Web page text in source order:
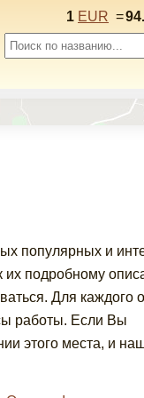
1 EUR =
популярных и
подробному
Для каждого
работы. Если Вы
этого места, и